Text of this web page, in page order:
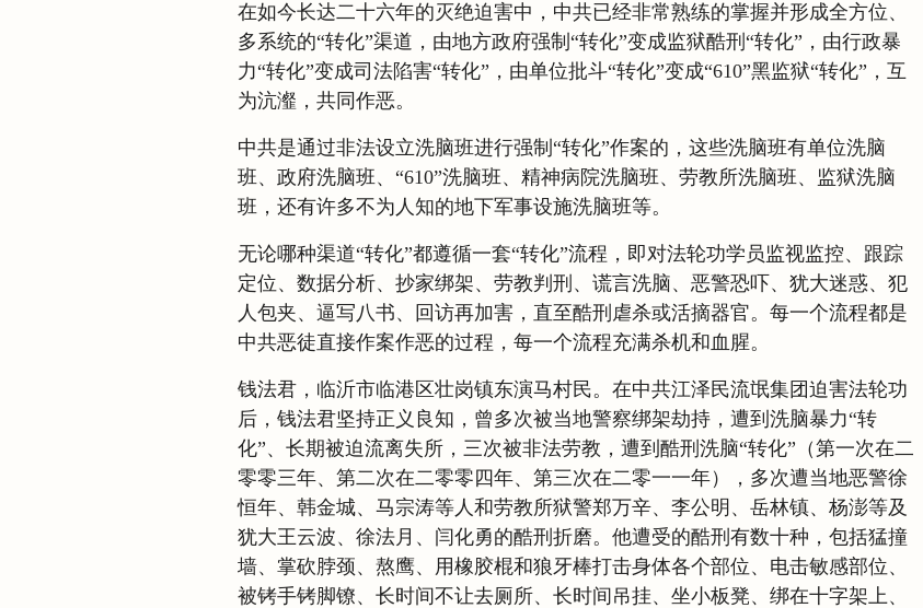
在如今长达二十六年的灭绝迫害中，中共已经非常熟练的掌握并形成全方位、
多系统的“转化”渠道，由地方政府强制“转化”变成监狱酷刑“转化”，由行政暴
力“转化”变成司法陷害“转化”，由单位批斗“转化”变成“610”黑监狱“转化”，互
为沆瀣，共同作恶。
中共是通过非法设立洗脑班进行强制“转化”作案的，这些洗脑班有单位洗脑
班、政府洗脑班、“610”洗脑班、精神病院洗脑班、劳教所洗脑班、监狱洗脑
班，还有许多不为人知的地下军事设施洗脑班等。
无论哪种渠道“转化”都遵循一套“转化”流程，即对法轮功学员监视监控、跟踪
定位、数据分析、抄家绑架、劳教判刑、谎言洗脑、恶警恐吓、犹大迷惑、犯
人包夹、逼写八书、回访再加害，直至酷刑虐杀或活摘器官。每一个流程都是
中共恶徒直接作案作恶的过程，每一个流程充满杀机和血腥。
钱法君，临沂市临港区壮岗镇东演马村民。在中共江泽民流氓集团迫害法轮功
后，钱法君坚持正义良知，曾多次被当地警察绑架劫持，遭到洗脑暴力“转
化”、长期被迫流离失所，三次被非法劳教，遭到酷刑洗脑“转化”（第一次在二
零零三年、第二次在二零零四年、第三次在二零一一年），多次遭当地恶警徐
恒年、韩金城、马宗涛等人和劳教所狱警郑万辛、李公明、岳林镇、杨澎等及
犹大王云波、徐法月、闫化勇的酷刑折磨。他遭受的酷刑有数十种，包括猛撞
墙、掌砍脖颈、熬鹰、用橡胶棍和狼牙棒打击身体各个部位、电击敏感部位、
被铐手铐脚镣、长时间不让去厕所、长时间吊挂、坐小板凳、绑在十字架上、